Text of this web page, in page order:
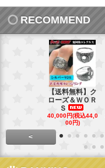
RECOMMEND
【送料無料】ク
ローズ＆ＷＯＲ
Ｓ
40,000円(税込44,0
00円)
<